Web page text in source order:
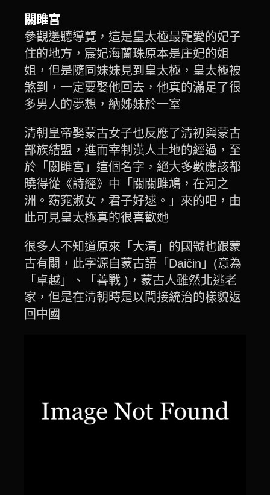
關雎宮
參觀邊聽導覽，這是皇太極最寵愛的妃子
住的地方，宸妃海蘭珠原本是庄妃的姐
姐，但是隨同妹妹見到皇太極，皇太極被
煞到，一定要娶他回去，他真的滿足了很
多男人的夢想，納姊妹於一室
清朝皇帝娶蒙古女子也反應了清初與蒙古
部族結盟，進而宰制漢人土地的經過，至
於「關雎宮」這個名字，絕大多數應該都
曉得從《詩經》中「關關雎鳩，在河之
洲。窈窕淑女，君子好逑。」來的吧，由
此可見皇太極真的很喜歡她
很多人不知道原來「大清」的國號也跟蒙
古有關，此字源自蒙古語「Daičin」(意為
「卓越」、「善戰 )，蒙古人雖然北逃老
家，但是在清朝時是以間接統治的樣貌返
回中國